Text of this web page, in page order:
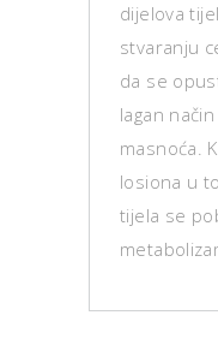
dijelova
stvaranju
da se
lagan
masnoća.
losiona u
tijela se